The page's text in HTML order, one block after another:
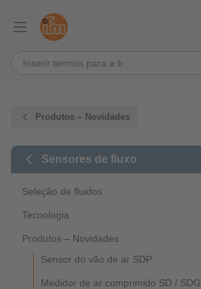
Produtos – Novidades
Sensores de fluxo
Seleção de fluidos
Tecnologia
Produtos – Novidades
Sensor do vão de ar SDP
Medidor de ar comprimido SD / SDG